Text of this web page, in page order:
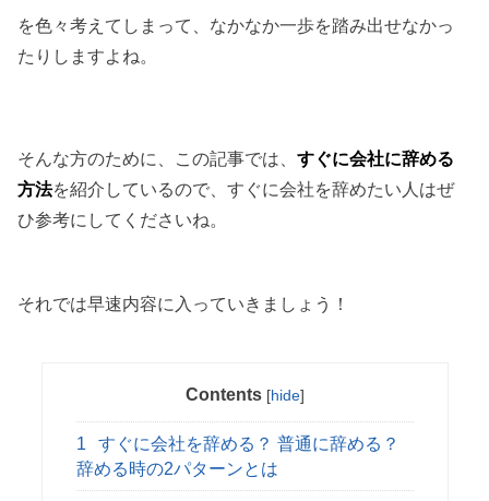
を色々考えてしまって、なかなか一歩を踏み出せなかっ
たりしますよね。
そんな方のために、この記事では、すぐに会社に辞める
方法を紹介しているので、すぐに会社を辞めたい人はぜ
ひ参考にしてくださいね。
それでは早速内容に入っていきましょう！
Contents [hide]
1
すぐに会社を辞める？ 普通に辞める？
辞める時の2パターンとは